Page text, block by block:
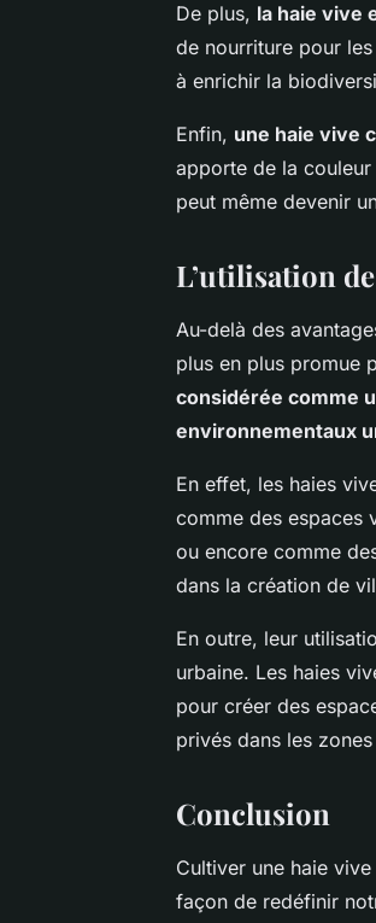
De plus, la haie vive
de nourriture pour
à enrichir la
Enfin, une haie vive
apporte de la
peut même devenir
L’utilisation
Au-delà des
plus en plus promue
considérée comme
environnementaux
En effet, les haies
comme des espaces
ou encore comme
dans la création de
En outre, leur
urbaine. Les haies
pour créer des
privés dans les
Conclusion
Cultiver une haie
façon de redéfinir